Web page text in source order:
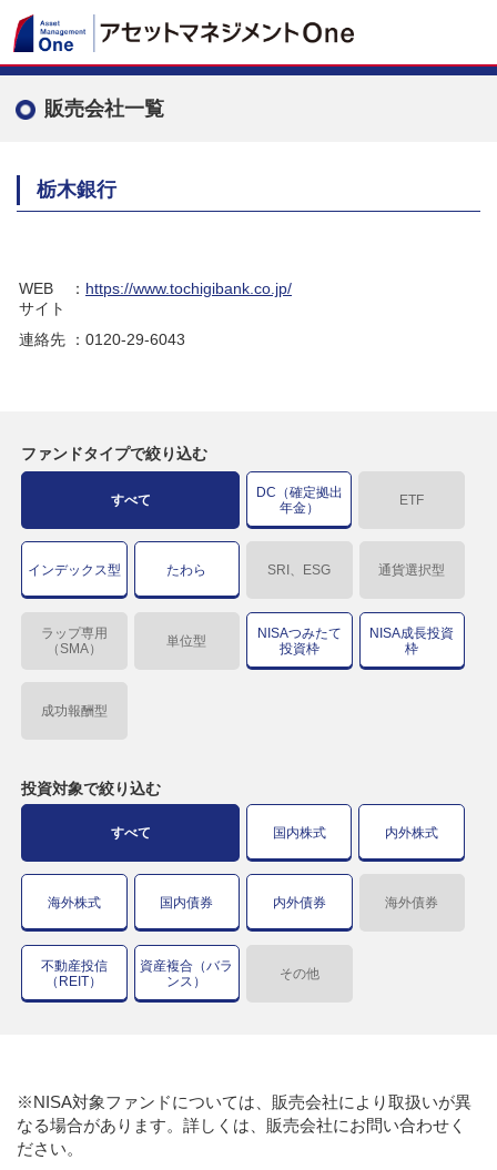
販売会社一覧
栃木銀行
WEB
サイト
： https://www.tochigibank.co.jp/
連絡先 ：0120-29-6043
ファンドタイプで絞り込む
すべて
DC（確定拠出
年金）
ETF
インデックス型 たわら SRI、ESG 通貨選択型
ラップ専用
（SMA）
単位型
NISAつみたて
投資枠
NISA成長投資
枠
成功報酬型
投資対象で絞り込む
すべて 国内株式 内外株式
海外株式 国内債券 内外債券 海外債券
不動産投信
（REIT）
資産複合（バラ
ンス）
その他
※NISA対象ファンドについては、販売会社により取扱いが異
なる場合があります。詳しくは、販売会社にお問い合わせく
ださい。